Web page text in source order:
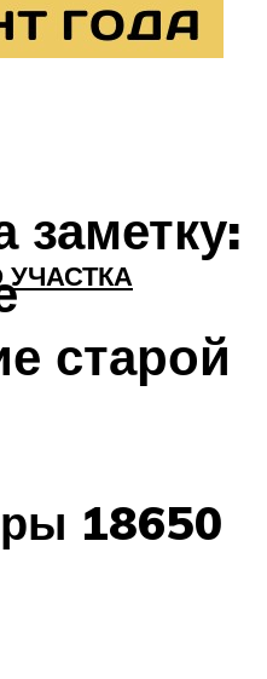
заметку:
старой
18650